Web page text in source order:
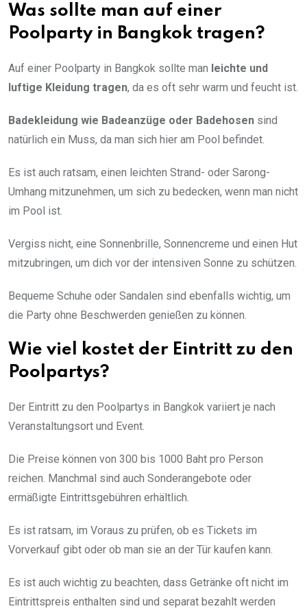
Was sollte man auf einer
Poolparty in Bangkok tragen?
Auf einer Poolparty in Bangkok sollte man leichte und
luftige Kleidung tragen, da es oft sehr warm und feucht ist.
Badekleidung wie Badeanzüge oder Badehosen sind
natürlich ein Muss, da man sich hier am Pool befindet.
Es ist auch ratsam, einen leichten Strand- oder Sarong-
Umhang mitzunehmen, um sich zu bedecken, wenn man nicht
im Pool ist.
Vergiss nicht, eine Sonnenbrille, Sonnencreme und einen Hut
mitzubringen, um dich vor der intensiven Sonne zu schützen.
Bequeme Schuhe oder Sandalen sind ebenfalls wichtig, um
die Party ohne Beschwerden genießen zu können.
Wie viel kostet der Eintritt zu den
Poolpartys?
Der Eintritt zu den Poolpartys in Bangkok variiert je nach
Veranstaltungsort und Event.
Die Preise können von 300 bis 1000 Baht pro Person
reichen. Manchmal sind auch Sonderangebote oder
ermäßigte Eintrittsgebühren erhältlich.
Es ist ratsam, im Voraus zu prüfen, ob es Tickets im
Vorverkauf gibt oder ob man sie an der Tür kaufen kann.
Es ist auch wichtig zu beachten, dass Getränke oft nicht im
Eintrittspreis enthalten sind und separat bezahlt werden